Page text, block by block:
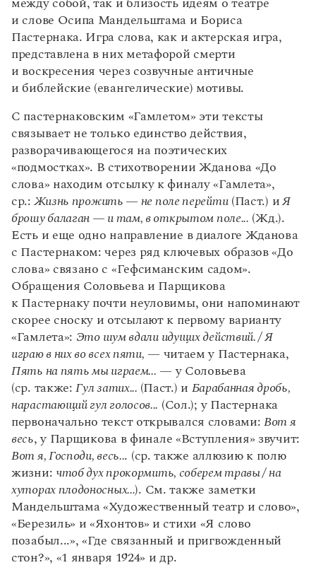
Словари русского языка как государственного
Справочники
Правила русской орфографии и пунктуации
Русский язык. Краткий теоретический курс
для школьников
Письмовник
Справочник по пунктуации
Словарь-справочник трудностей
Справочник по фразеологии
Азбучные истины
Словарь-справочник непростые слова
Все справочники портала
Журнал
Новости и события
Статьи
Монологи
Интервью
Лекции и подкасты
Рекомендуем
Учебник Грамоты
Правила русского языка: от азов до тонкостей
Интерактивные упражнения: от простого к сложному
Скороговорки
Издательство
Управление в русском языке
Словарь русских имён
Словарь методических терминов
Правила русской орфографии и пунктуации
(1956)
между собой, так и близость идеям о театре
и слове Осипа Мандельштама и Бориса
Пастернака. Игра слова, как и актерская игра,
представлена в них метафорой смерти
и воскресения через созвучные античные
и библейские (евангелические) мотивы.
С пастернаковским «Гамлетом» эти тексты
связывает не только единство действия,
разворачивающегося на поэтических
«подмостках». В стихотворении Жданова «До
слова» находим отсылку к финалу «Гамлета»,
ср.: Жизнь прожить — не поле перейти(Паст.) иЯ
брошу балаган — и там, в открытом поле... (Жд.).
Есть и еще одно направление в диалоге Жданова
с Пастернаком: через ряд ключевых образов «До
слова» связано с «Гефсиманским садом».
Обращения Соловьева и Парщикова
к Пастернаку почти неуловимы, они напоминают
скорее сноску и отсылают к первому варианту
«Гамлета»: Это шум вдали идущих действий. / Я
играю в них во всех пяти, — читаем у Пастернака,
Пять на пять мы играем... — у Соловьева
(ср. также:Гул затих... (Паст.) и Барабанная дробь,
нарастающий гул голосов... (Сол.); у Пастернака
первоначально текст открывался словами:Вот я
весь, у Парщикова в финале «Вступления» звучит:
Вот я, Господи, весь... (ср. также аллюзию к полю
жизни: чтоб дух прокормить, соберем травы / на
хуторах плодоносных...). См. также заметки
Мандельштама «Художественный театр и слово»,
«Березиль» и «Яхонтов» и стихи «Я слово
позабыл...», «Где связанный и пригвожденный
стон?», «1 января 1924» и др.